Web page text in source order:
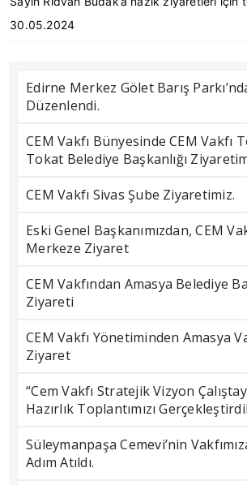
30.05.2024
Edirne Merkez Gölet Barış
Düzenlendi.
CEM Vakfı Bünyesinde CEM Vakfı
Tokat Belediye Başkanlığı
CEM Vakfı Sivas Şube Ziyaretimiz.
Eski Genel Başkanımızdan, CEM
Merkeze Ziyaret
CEM Vakfından Amasya Belediye
Ziyareti
CEM Vakfı Yönetiminden Amasya
Ziyaret
“Cem Vakfı Stratejik Vizyon
Hazırlık Toplantımızı
Süleymanpaşa Cemevi’nin
Adım Atıldı.